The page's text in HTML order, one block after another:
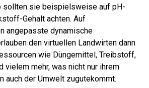
sollten sie beispielsweise auf pH-
Gehalt achten. Auf
angepasste dynamische
den virtuellen Landwirten dann
wie Düngemittel, Treibstoff,
vielem mehr, was nicht nur ihrem
auch der Umwelt zugutekommt.